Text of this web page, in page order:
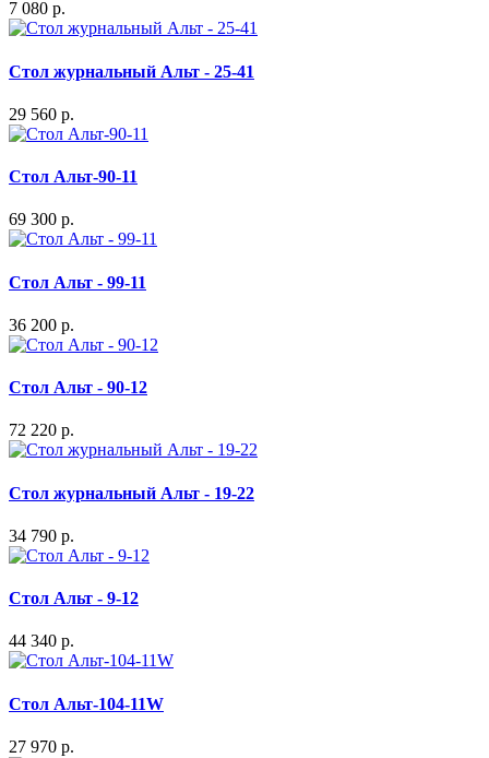
7 080 р.
Стол журнальный Альт - 25-41
29 560 р.
Стол Альт-90-11
69 300 р.
Стол Альт - 99-11
36 200 р.
Стол Альт - 90-12
72 220 р.
Стол журнальный Альт - 19-22
34 790 р.
Стол Альт - 9-12
44 340 р.
Стол Альт-104-11W
27 970 р.